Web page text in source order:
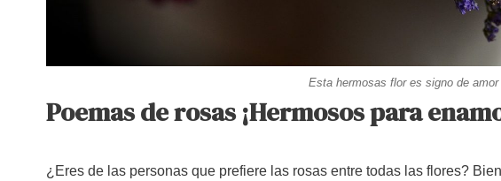
Esta hermosas flor es signo de amor
Poemas de rosas ¡Hermosos para
¿Eres de las personas que prefiere las rosas entre todas las flores?